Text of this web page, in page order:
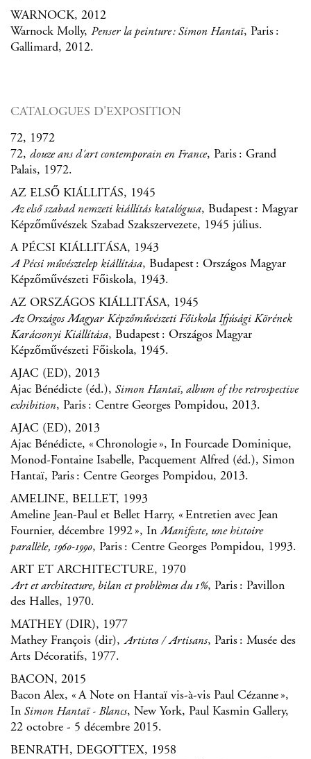
WARNOCK, 2012
Warnock Molly, Penser la peinture : Simon Hantaï, Paris :
Gallimard, 2012.
CATALOGUES D'EXPOSITION
72, 1972
72, douze ans d'art contemporain en France, Paris : Grand
Palais, 1972.
AZ ELSŐ KIÁLLITÁS, 1945
Az első szabad nemzeti kiállítás katalógusa, Budapest : Magyar
Képzőművészek Szabad Szakszervezete, 1945 július.
A PÉCSI KIÁLLITÁSA, 1943
A Pécsi művésztelep kiállítása, Budapest : Országos Magyar
Képzőművészeti Főiskola, 1943.
AZ ORSZÁGOS KIÁLLITÁSA, 1945
Az Országos Magyar Képzőművészeti Főiskola Ifjúsági Körének
Karácsonyi Kiállítása, Budapest : Országos Magyar
Képzőművészeti Főiskola, 1945.
AJAC (ED), 2013
Ajac Bénédicte (éd.), Simon Hantaï, album of the retrospective
exhibition, Paris : Centre Georges Pompidou, 2013.
AJAC (ED), 2013
Ajac Bénédicte, « Chronologie », In Fourcade Dominique,
Monod-Fontaine Isabelle, Pacquement Alfred (éd.), Simon
Hantaï, Paris : Centre Georges Pompidou, 2013.
AMELINE, BELLET, 1993
Ameline Jean-Paul et Bellet Harry, « Entretien avec Jean
Fournier, décembre 1992 », InManifeste, une histoire
parallèle, 1960-1990, Paris : Centre Georges Pompidou, 1993.
ART ET ARCHITECTURE, 1970
Art et architecture, bilan et problèmes du 1%, Paris : Pavillon
des Halles, 1970.
MATHEY (DIR), 1977
Mathey François (dir), Artistes / Artisans, Paris : Musée des
Arts Décoratifs, 1977.
BACON, 2015
Bacon Alex, « A Note on Hantaï vis-à-vis Paul Cézanne »,
In Simon Hantaï - Blancs, New York, Paul Kasmin Gallery,
22 octobre - 5 décembre 2015.
BENRATH, DEGOTTEX, 1958